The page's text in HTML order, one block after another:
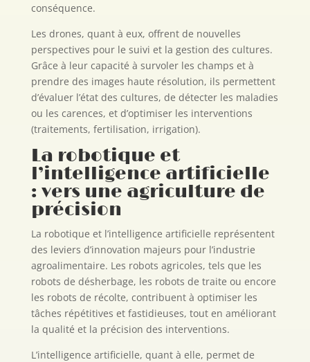
conséquence.
Les drones, quant à eux, offrent de nouvelles
perspectives pour le suivi et la gestion des cultures.
Grâce à leur capacité à survoler les champs et à
prendre des images haute résolution, ils permettent
d’évaluer l’état des cultures, de détecter les maladies
ou les carences, et d’optimiser les interventions
(traitements, fertilisation, irrigation).
La robotique et
l’intelligence artificielle
: vers une agriculture de
précision
La robotique et l’intelligence artificielle représentent
des leviers d’innovation majeurs pour l’industrie
agroalimentaire. Les robots agricoles, tels que les
robots de désherbage, les robots de traite ou encore
les robots de récolte, contribuent à optimiser les
tâches répétitives et fastidieuses, tout en améliorant
la qualité et la précision des interventions.
L’intelligence artificielle, quant à elle, permet de